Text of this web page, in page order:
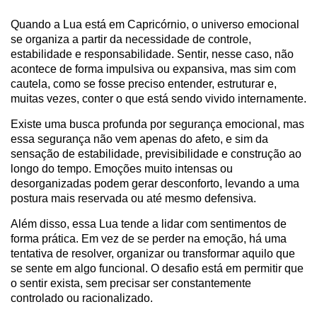
Quando a Lua está em Capricórnio, o universo emocional
se organiza a partir da necessidade de controle,
estabilidade e responsabilidade. Sentir, nesse caso, não
acontece de forma impulsiva ou expansiva, mas sim com
cautela, como se fosse preciso entender, estruturar e,
muitas vezes, conter o que está sendo vivido internamente.
Existe uma busca profunda por segurança emocional, mas
essa segurança não vem apenas do afeto, e sim da
sensação de estabilidade, previsibilidade e construção ao
longo do tempo. Emoções muito intensas ou
desorganizadas podem gerar desconforto, levando a uma
postura mais reservada ou até mesmo defensiva.
Além disso, essa Lua tende a lidar com sentimentos de
forma prática. Em vez de se perder na emoção, há uma
tentativa de resolver, organizar ou transformar aquilo que
se sente em algo funcional. O desafio está em permitir que
o sentir exista, sem precisar ser constantemente
controlado ou racionalizado.